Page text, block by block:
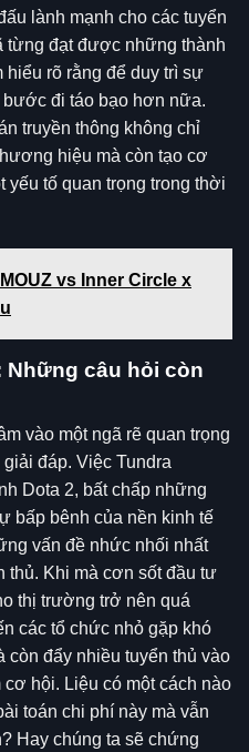
lành mạnh cho các tuyển
từng đạt được những thành
rõ rằng để duy trì sự
đi táo bạo hơn nữa.
truyền thông không chỉ
hiệu mà còn tạo cơ
yếu tố quan trọng trong thời
vs Inner Circle x
câu hỏi còn
vào một ngã rẽ quan trọng
đáp. Việc Tundra
Dota 2, bất chấp những
bấp bênh của nền kinh tế
vấn đề nhức nhối nhất
Khi mà cơn sốt đầu tư
thị trường trở nên quá
các tổ chức nhỏ gặp khó
còn đẩy nhiều tuyển thủ vào
hội. Liệu có một cách nào
toán chi phí này mà vẫn
Hay chúng ta sẽ chứng